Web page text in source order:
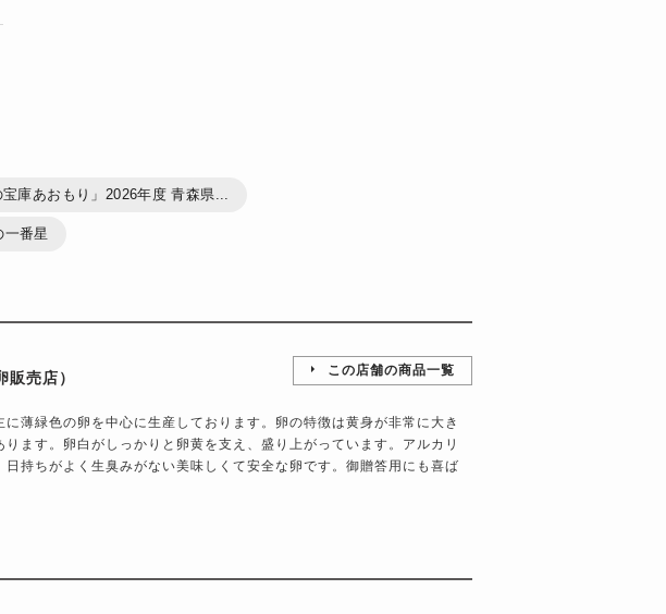
宝庫あおもり」2026年度 青森県...
一番星
販売店） この店舗の商品一覧
に薄緑色の卵を中心に生産しております。卵の特徴は黄身が非常に大き
ります。卵白がしっかりと卵黄を支え、盛り上がっています。アルカリ
日持ちがよく生臭みがない美味しくて安全な卵です。御贈答用にも喜ば